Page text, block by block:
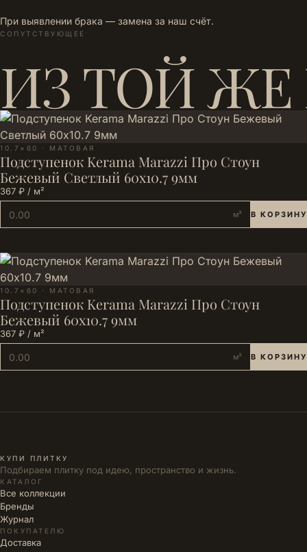
При выявлении брака — замена за наш счёт.
СОПУТСТВУЮЩЕЕ
ИЗ ТОЙ ЖЕ
10.7×60 · МАТОВАЯ
Подступенок Kerama Marazzi Про Стоун
Бежевый Светлый 60x10.7 9мм
367 ₽ / м²
м² В КОРЗИНУ
10.7×60 · МАТОВАЯ
Подступенок Kerama Marazzi Про Стоун
Бежевый 60x10.7 9мм
367 ₽ / м²
м² В КОРЗИНУ
КУПИ ПЛИТКУ
Подбираем плитку под идею, пространство и жизнь.
КАТАЛОГ
Все коллекции
Бренды
Журнал
ПОКУПАТЕЛЮ
Доставка